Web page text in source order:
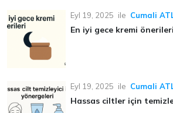
Eyl 19, 2025 ile Cumali
En iyi gece kremi önerileri
Eyl 19, 2025 ile Cumali
Hassas ciltler için